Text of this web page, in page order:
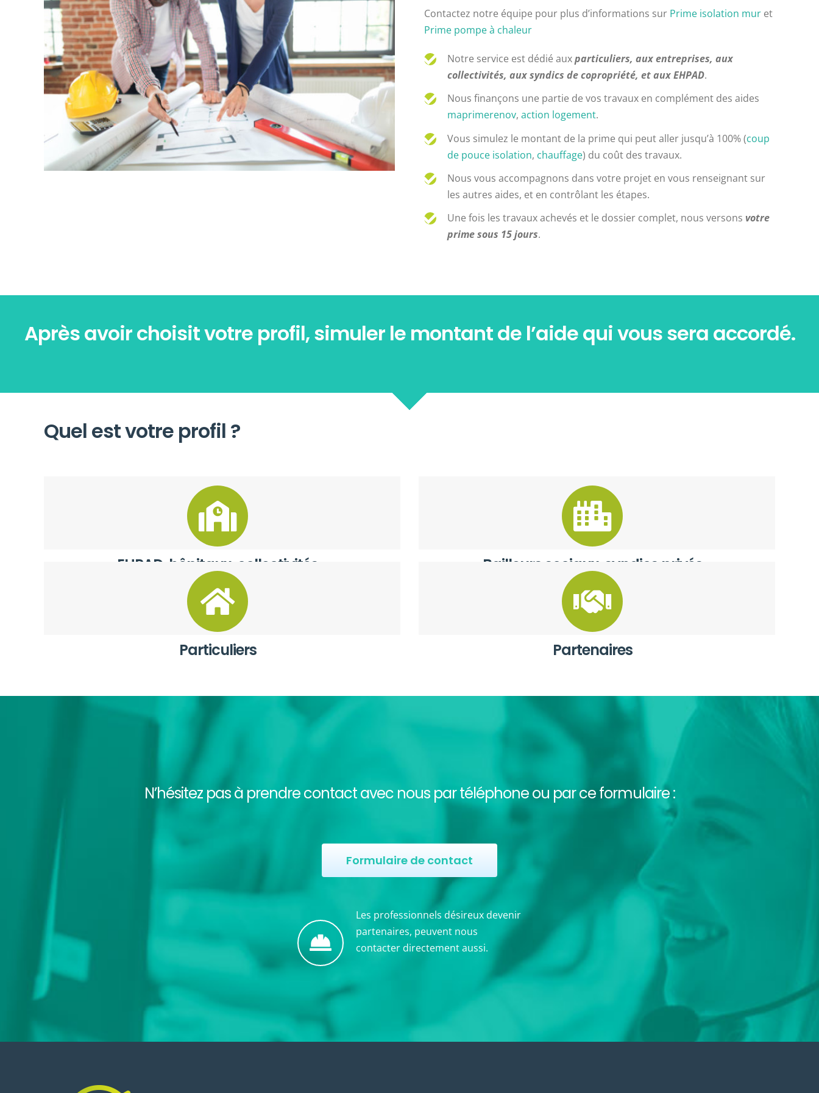
Contactez notre équipe pour plus d’informations sur Prime isolation mur et
Prime pompe à chaleur
Notre service est dédié auxparticuliers, aux entreprises, aux
collectivités, aux syndics de copropriété, et aux EHPAD.
Nous finançons une partie de vos travaux en complément des aides
maprimerenov,action logement.
Vous simulez le montant de la prime qui peut aller jusqu’à 100% (coup
de pouce isolation, chauffage) du coût des travaux.
Nous vous accompagnons dans votre projet en vous renseignant sur
les autres aides, et en contrôlant les étapes.
Une fois les travaux achevés et le dossier complet, nous versons votre
prime sous 15 jours.
Après avoir choisit votre profil, simuler le montant de l’aide qui vous sera accordé.
Quel est votre profil ?
EHPAD, hôpitaux, collectivités Bailleurs sociaux, syndics privés
Particuliers Partenaires
N’hésitez pas à prendre contact avec nous par téléphone ou par ce formulaire :
Formulaire de contact
Les professionnels désireux devenir
partenaires, peuvent nous
contacter directement aussi.